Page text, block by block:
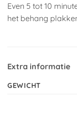
Even 5 tot 10
het behang
Extra informatie
GEWICHT